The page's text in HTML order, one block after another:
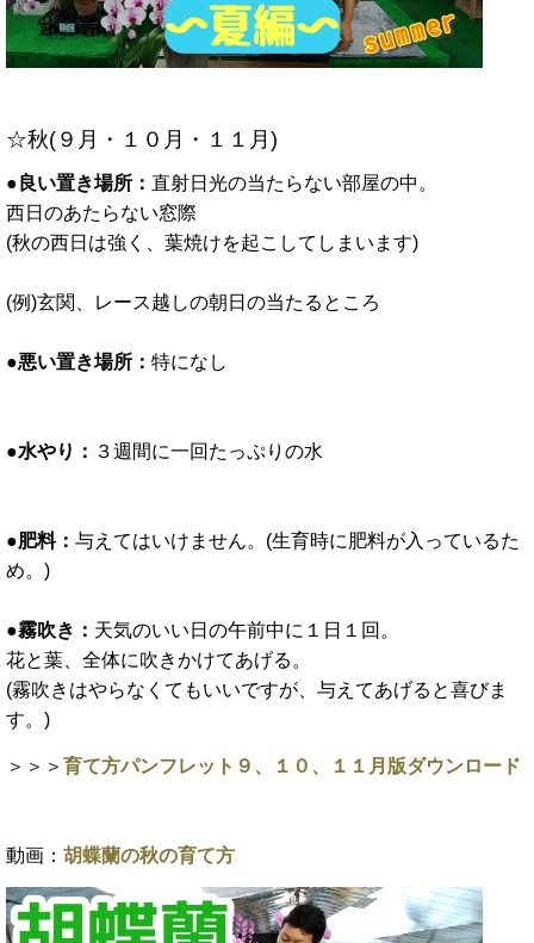
☆秋(９月・１０月・１１月)
●良い置き場所： 直射日光の当たらない部屋の中。
西日のあたらない窓際
(秋の西日は強く、葉焼けを起こしてしまいます)
(例)玄関、レース越しの朝日の当たるところ
●悪い置き場所： 特になし
●水やり： ３週間に一回たっぷりの水
●肥料： 与えてはいけません。(生育時に肥料が入っているた
め。)
●霧吹き： 天気のいい日の午前中に１日１回。
花と葉、全体に吹きかけてあげる。
(霧吹きはやらなくてもいいですが、与えてあげると喜びま
す。)
＞＞＞ 育て方パンフレット９、１０、１１月版ダウンロード
動画： 胡蝶蘭の秋の育て方